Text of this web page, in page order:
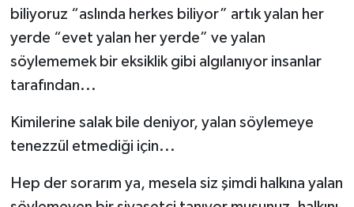
biliyoruz “aslında herkes biliyor” artık yalan her
yerde “evet yalan her yerde” ve yalan
söylememek bir eksiklik gibi algılanıyor insanlar
tarafından...
Kimilerine salak bile deniyor, yalan söylemeye
tenezzül etmediği için...
Hep der sorarım ya, mesela siz şimdi halkına yalan